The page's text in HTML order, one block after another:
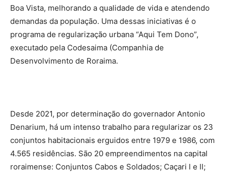
Boa Vista, melhorando a qualidade de vida e atendendo
demandas da população. Uma dessas iniciativas é o
programa de regularização urbana “Aqui Tem Dono”,
executado pela Codesaima (Companhia de
Desenvolvimento de Roraima.
Desde 2021, por determinação do governador Antonio
Denarium, há um intenso trabalho para regularizar os 23
conjuntos habitacionais erguidos entre 1979 e 1986, com
4.565 residências. São 20 empreendimentos na capital
roraimense: Conjuntos Cabos e Soldados; Caçari l e ll;